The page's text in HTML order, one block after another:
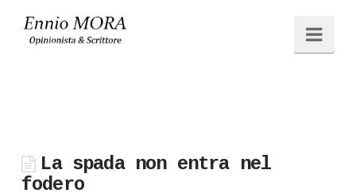
Ennio
La spada non entra nel
fodero